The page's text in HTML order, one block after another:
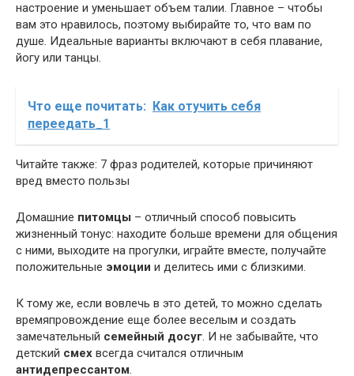
настроение и уменьшает объем талии. Главное – чтобы
вам это нравилось, поэтому выбирайте то, что вам по
душе. Идеальные варианты включают в себя плавание,
йогу или танцы.
Что еще почитать: Как отучить себя
переедать_1
Читайте также: 7 фраз родителей, которые причиняют
вред вместо пользы
Домашние питомцы – отличный способ повысить
жизненный тонус: находите больше времени для общения
с ними, выходите на прогулки, играйте вместе, получайте
положительные эмоции и делитесь ими с близкими.
К тому же, если вовлечь в это детей, то можно сделать
времяпровождение еще более веселым и создать
замечательный семейный досуг. И не забывайте, что
детский смех всегда считался отличным
антидепрессантом.